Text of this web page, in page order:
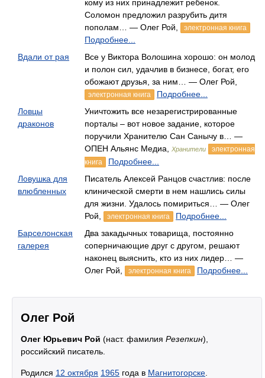
кому из них принадлежит ребенок.
Соломон предложил разрубить дитя
пополам… — Олег Рой,
электронная книга
Подробнее...
Вдали от рая
Все у Виктора Волошина хорошо: он молод
и полон сил, удачлив в бизнесе, богат, его
обожают друзья, за ним… — Олег Рой,
электронная книга
Подробнее...
Ловцы
драконов
Уничтожить все незарегистрированные
порталы – вот новое задание, которое
поручили Хранителю Сан Санычу в… —
ОПЕН Альянс Медиа,
Хранители
электронная
книга
Подробнее...
Ловушка для
влюбленных
Писатель Алексей Ранцов счастлив: после
клинической смерти в нем нашлись силы
для жизни. Удалось помириться… — Олег
Рой,
электронная книга
Подробнее...
Барселонская
галерея
Два закадычных товарища, постоянно
соперничающие друг с другом, решают
наконец выяснить, кто из них лидер… —
Олег Рой,
электронная книга Подробнее...
Олег Рой
Олег Юрьевич Рой (наст. фамилия Резепкин),
российский писатель.
Родился 12 октября 1965 года в Магнитогорске